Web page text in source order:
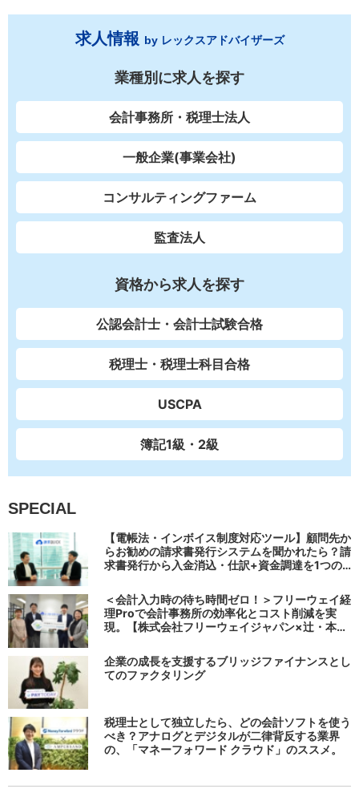
求人情報 by レックスアドバイザーズ
業種別に求人を探す
会計事務所・税理士法人
一般企業(事業会社)
コンサルティングファーム
監査法人
資格から求人を探す
公認会計士・会計士試験合格
税理士・税理士科目合格
USCPA
簿記1級・2級
SPECIAL
【電帳法・インボイス制度対応ツール】顧問先か
らお勧めの請求書発行システムを聞かれたら？請
求書発行から入金消込・仕訳+資金調達を1つの
＜会計入力時の待ち時間ゼロ！＞フリーウェイ経
理Proで会計事務所の効率化とコスト削減を実
現。【株式会社フリーウェイジャパン×辻・本郷
企業の成長を支援するブリッジファイナンスとし
てのファクタリング
税理士として独立したら、どの会計ソフトを使う
べき？アナログとデジタルが二律背反する業界
の、「マネーフォワード クラウド」のススメ。